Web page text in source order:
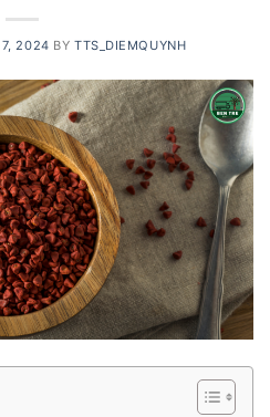
2024 BY TTS_DIEMQUYNH